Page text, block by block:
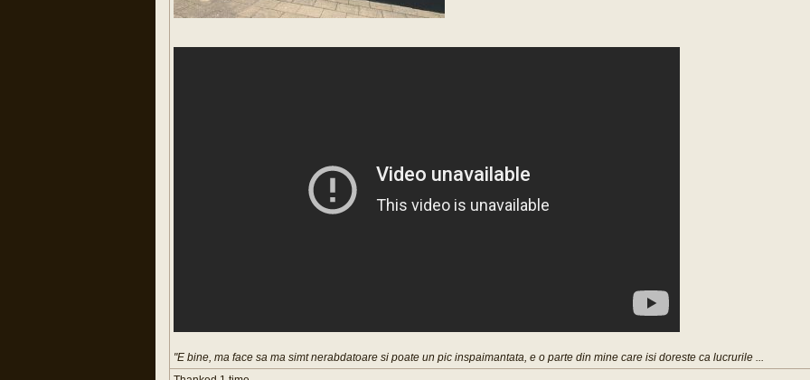
"E bine, ma face sa ma simt nerabdatoare si poate un pic inspaimantata, e o parte din mine care isi doreste ca lucrurile ...